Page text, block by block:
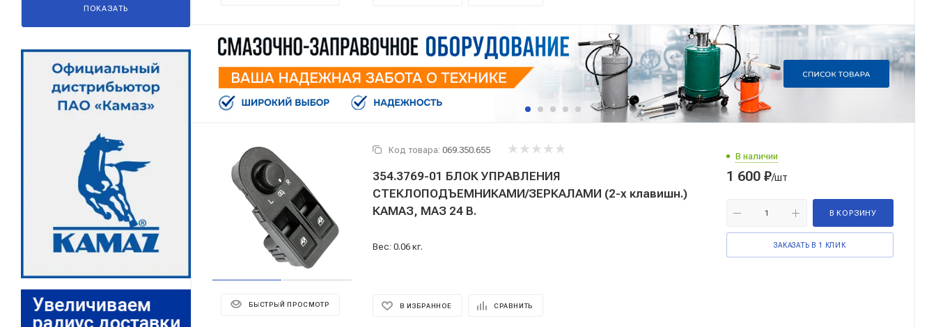
БЫСТРЫЙ ПРОСМОТР
Код товара: 069.350.655
354.3769-01 БЛОК УПРАВЛЕНИЯ
СТЕКЛОПОДЪЕМНИКАМИ/ЗЕРКАЛАМИ (2-х клавишн.)
КАМАЗ, МАЗ 24 В.
Вес: 0.06 кг.
В ИЗБРАННОЕ СРАВНИТЬ
В наличии
1 600 ₽/шт
В КОРЗИНУ
ЗАКАЗАТЬ В 1 КЛИК
ПОКАЗАТЬ